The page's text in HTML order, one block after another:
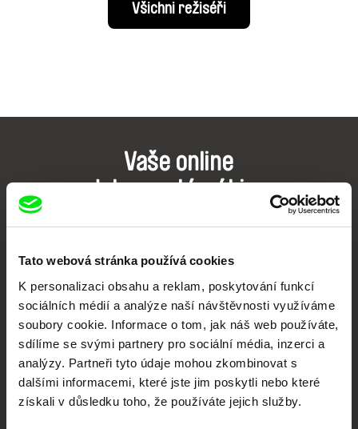
Tato webová stránka používá cookies
K personalizaci obsahu a reklam, poskytování funkcí
sociálních médií a analýze naší návštěvnosti využíváme
soubory cookie. Informace o tom, jak náš web používáte,
sdílíme se svými partnery pro sociální média, inzerci a
analýzy. Partneři tyto údaje mohou zkombinovat s
dalšími informacemi, které jste jim poskytli nebo které
získali v důsledku toho, že používáte jejich služby.
Všichni režiséři
Vaše online
dokumentární kino
Nové festivalové filmy
festivalů dokumentárního filmu sdružených do Doc Alliance. Naším cílem je
posouvat hranice dokumentárního filmu, propagovat jeho rozmanitost a
podporovat kvalitní autorské filmy.